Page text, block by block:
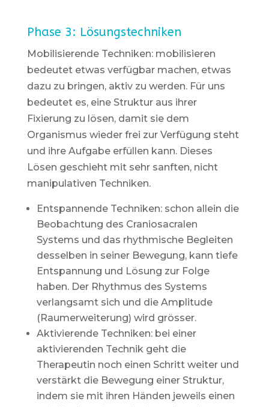
Phase 3: Lösungstechniken
Mobilisierende Techniken: mobilisieren
bedeutet etwas verfügbar machen, etwas
dazu zu bringen, aktiv zu werden. Für uns
bedeutet es, eine Struktur aus ihrer
Fixierung zu lösen, damit sie dem
Organismus wieder frei zur Verfügung steht
und ihre Aufgabe erfüllen kann. Dieses
Lösen geschieht mit sehr sanften, nicht
manipulativen Techniken.
Entspannende Techniken: schon allein die
Beobachtung des Craniosacralen
Systems und das rhythmische Begleiten
desselben in seiner Bewegung, kann tiefe
Entspannung und Lösung zur Folge
haben. Der Rhythmus des Systems
verlangsamt sich und die Amplitude
(Raumerweiterung) wird grösser.
Aktivierende Techniken: bei einer
aktivierenden Technik geht die
Therapeutin noch einen Schritt weiter und
verstärkt die Bewegung einer Struktur,
indem sie mit ihren Händen jeweils einen